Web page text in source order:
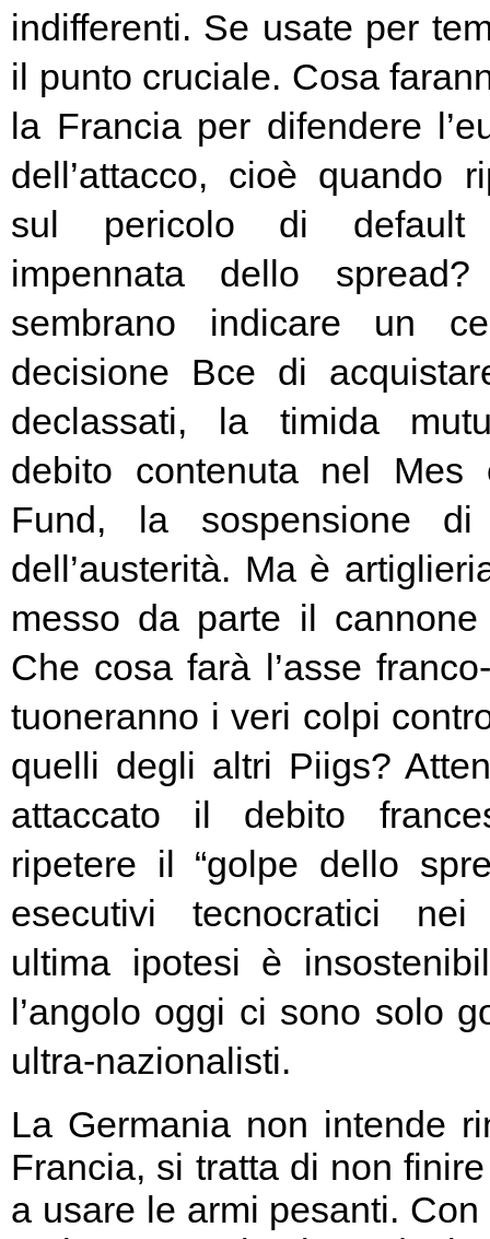
indifferenti. Se usate per
il punto cruciale. Cosa
la Francia per difendere
dell’attacco, cioè quando
sul pericolo di default
impennata dello
sembrano indicare un
decisione Bce di
declassati, la timida
debito contenuta nel Mes
Fund, la sospensione di
dell’austerità. Ma è
messo da parte il
Che cosa farà l’asse
tuoneranno i veri colpi
quelli degli altri Piigs?
attaccato il debito
ripetere il “golpe dello
esecutivi tecnocratici
ultima ipotesi è
l’angolo oggi ci sono solo
ultra-nazionalisti.
La Germania non intende
Francia, si tratta di non
a usare le armi pesanti.